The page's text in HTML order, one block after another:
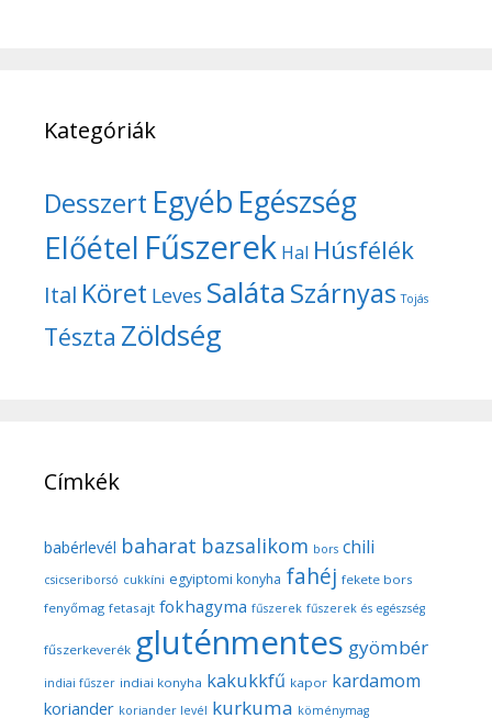
Kategóriák
Desszert Egyéb Egészség
Előétel Fűszerek Hal Húsfélék
Ital Köret Leves SalátaSzárnyas Tojás
Tészta Zöldség
Címkék
babérlevél baharat bazsalikom bors chili
csicseriborsó cukkíni egyiptomi konyha fahéj fekete bors
fenyőmag fetasajt fokhagyma fűszerek fűszerek és egészség
fűszerkeverék gluténmentes gyömbér
indiai fűszer indiai konyha kakukkfű kapor kardamom
koriander koriander levél kurkuma köménymag